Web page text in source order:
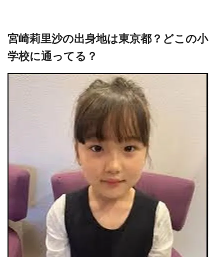
宮崎莉里沙の出身地は東京都？どこの小
学校に通ってる？